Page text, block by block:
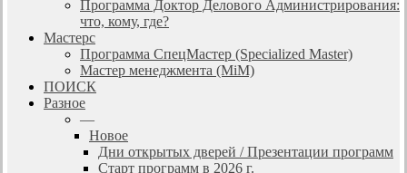
Программа Доктор Делового Администрирования:
что, кому, где?
Мастерс
Программа СпецМастер (Specialized Master)
Мастер менеджмента (MiM)
ПОИСК
Разное
—
Новое
Дни открытых дверей / Презентации программ
Старт программ в 2026 г.